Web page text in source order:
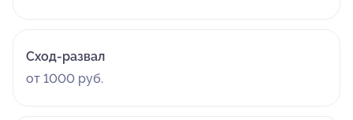
Сход-развал
от 1000 руб.